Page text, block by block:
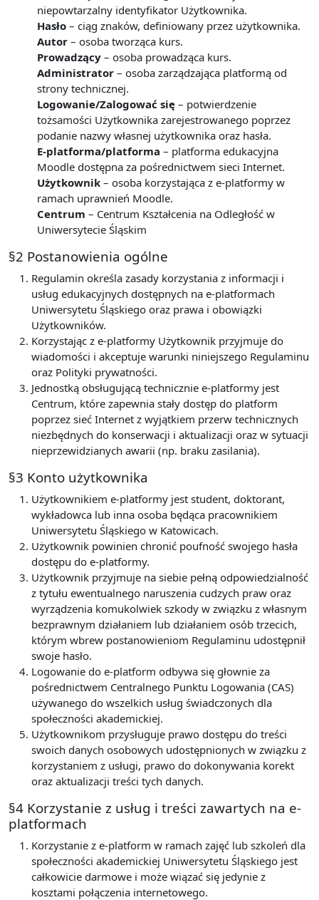
niepowtarzalny identyfikator Użytkownika.
Hasło – ciąg znaków, definiowany przez użytkownika.
Autor – osoba tworząca kurs.
Prowadzący – osoba prowadząca kurs.
Administrator – osoba zarządzająca platformą od
strony technicznej.
Logowanie/Zalogować się – potwierdzenie
tożsamości Użytkownika zarejestrowanego poprzez
podanie nazwy własnej użytkownika oraz hasła.
E-platforma/platforma – platforma edukacyjna
Moodle dostępna za pośrednictwem sieci Internet.
Użytkownik – osoba korzystająca z e-platformy w
ramach uprawnień Moodle.
Centrum – Centrum Kształcenia na Odległość w
Uniwersytecie Śląskim
§2 Postanowienia ogólne
Regulamin określa zasady korzystania z informacji i
usług edukacyjnych dostępnych na e-platformach
Uniwersytetu Śląskiego oraz prawa i obowiązki
Użytkowników.
Korzystając z e-platformy Użytkownik przyjmuje do
wiadomości i akceptuje warunki niniejszego Regulaminu
oraz Polityki prywatności.
Jednostką obsługującą technicznie e-platformy jest
Centrum, które zapewnia stały dostęp do platform
poprzez sieć Internet z wyjątkiem przerw technicznych
niezbędnych do konserwacji i aktualizacji oraz w sytuacji
nieprzewidzianych awarii (np. braku zasilania).
§3 Konto użytkownika
Użytkownikiem e-platformy jest student, doktorant,
wykładowca lub inna osoba będąca pracownikiem
Uniwersytetu Śląskiego w Katowicach.
Użytkownik powinien chronić poufność swojego hasła
dostępu do e-platformy.
Użytkownik przyjmuje na siebie pełną odpowiedzialność
z tytułu ewentualnego naruszenia cudzych praw oraz
wyrządzenia komukolwiek szkody w związku z własnym
bezprawnym działaniem lub działaniem osób trzecich,
którym wbrew postanowieniom Regulaminu udostępnił
swoje hasło.
Logowanie do e-platform odbywa się głownie za
pośrednictwem Centralnego Punktu Logowania (CAS)
używanego do wszelkich usług świadczonych dla
społeczności akademickiej.
Użytkownikom przysługuje prawo dostępu do treści
swoich danych osobowych udostępnionych w związku z
korzystaniem z usługi, prawo do dokonywania korekt
oraz aktualizacji treści tych danych.
§4 Korzystanie z usług i treści zawartych na e-
platformach
Korzystanie z e-platform w ramach zajęć lub szkoleń dla
społeczności akademickiej Uniwersytetu Śląskiego jest
całkowicie darmowe i może wiązać się jedynie z
kosztami połączenia internetowego.